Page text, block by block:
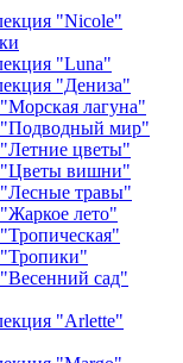
"Nicole"
"Luna"
"Дениза"
лагуна"
"Подводный мир"
цветы"
"Цветы вишни"
травы"
лето"
сад"
"Arlette"